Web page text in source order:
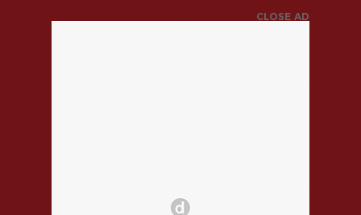
CLOSE AD